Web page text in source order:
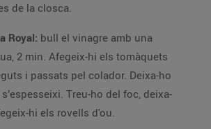
de la closca.
Royal: bull el vinagre amb una
2 min. Afegeix-hi els tomàquets
ho refredar i afegeix-hi els rovells d'ou.